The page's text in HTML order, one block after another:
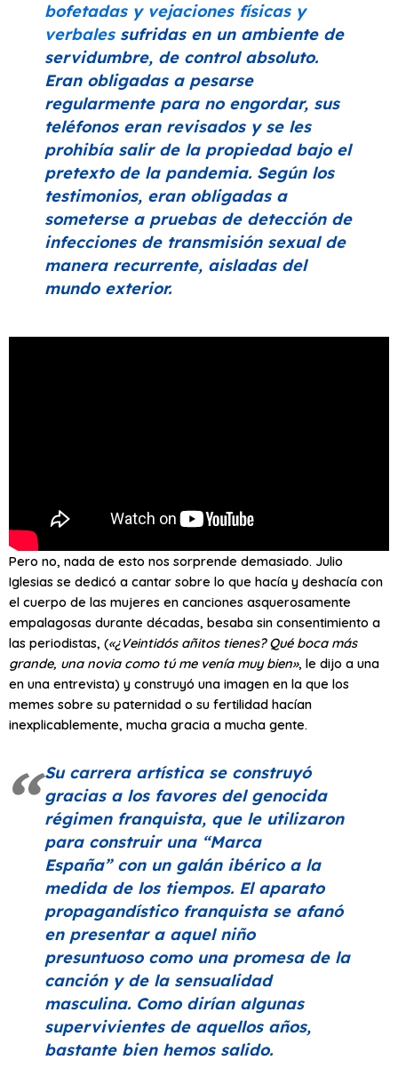
bofetadas y vejaciones físicas y
verbalessufridas en un ambiente de
servidumbre, de control absoluto.
Eran obligadas a pesarse
regularmente para no engordar, sus
teléfonos eran revisados y se les
prohibía salir de la propiedad bajo el
pretexto de la pandemia. Según los
testimonios, eran obligadas a
someterse a pruebas de detección de
infecciones de transmisión sexual de
manera recurrente, aisladas del
mundo exterior.
Pero no, nada de esto nos sorprende demasiado. Julio
Iglesias se dedicó a cantar sobre lo que hacía y deshacía con
el cuerpo de las mujeres en canciones asquerosamente
empalagosas durante décadas, besaba sin consentimiento a
las periodistas, («¿Veintidós añitos tienes? Qué boca más
grande, una novia como tú me venía muy bien», le dijo a una
en una entrevista) y construyó una imagen en la que los
memes sobre su paternidad o su fertilidad hacían
inexplicablemente, mucha gracia a mucha gente.
Su carrera artística se construyó
gracias a los favores del genocida
régimen franquista, que le utilizaron
para construir una “Marca
España”con un galán ibérico a la
medida de los tiempos. El aparato
propagandístico franquista se afanó
en presentar a aquel niño
presuntuoso como una promesa de la
canción y de la sensualidad
masculina. Como dirían algunas
supervivientes de aquellos años,
bastante bien hemos salido.